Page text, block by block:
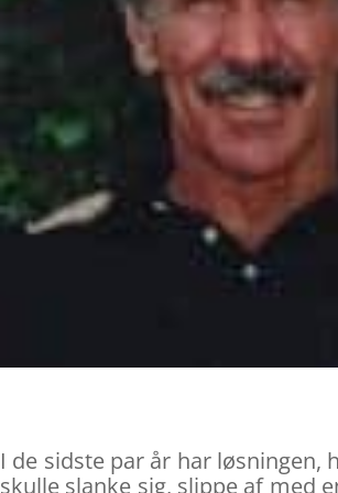
I de sidste par år har løsningen,
skulle slanke sig, slippe af med